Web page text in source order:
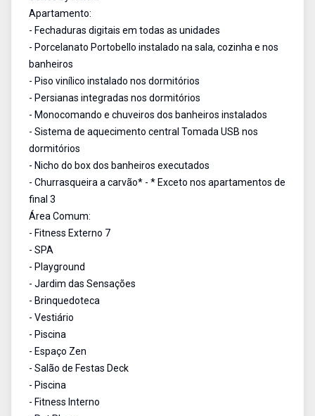
Apartamento:
- Fechaduras digitais em todas as unidades
- Porcelanato Portobello instalado na sala, cozinha e nos
banheiros
- Piso vinílico instalado nos dormitórios
- Persianas integradas nos dormitórios
- Monocomando e chuveiros dos banheiros instalados
- Sistema de aquecimento central Tomada USB nos
dormitórios
- Nicho do box dos banheiros executados
- Churrasqueira a carvão* - * Exceto nos apartamentos de
final 3
Área Comum:
- Fitness Externo 7
- SPA
- Playground
- Jardim das Sensações
- Brinquedoteca
- Vestiário
- Piscina
- Espaço Zen
- Salão de Festas Deck
- Piscina
- Fitness Interno